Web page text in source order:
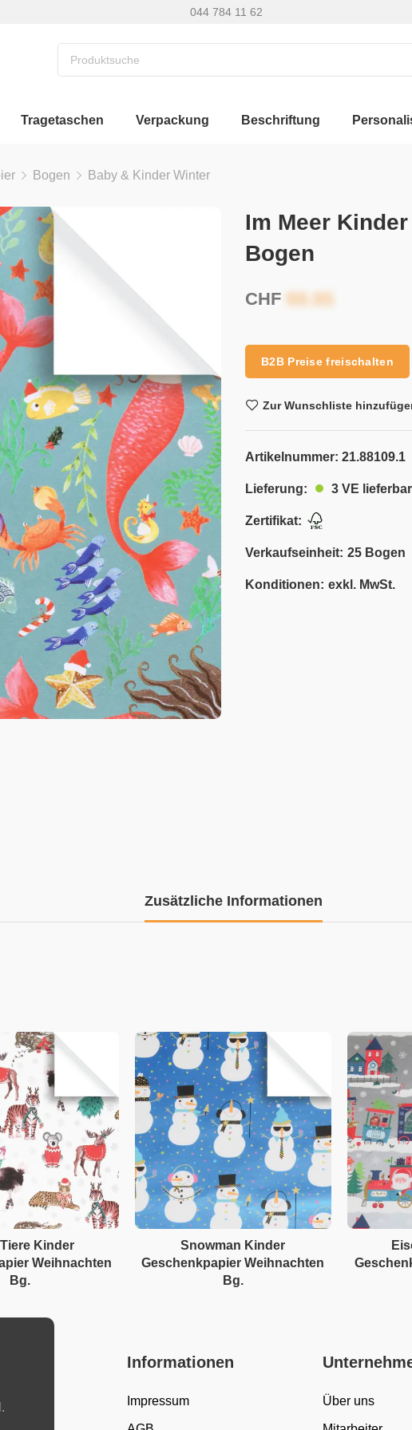
044 784 11 62
Tragetaschen Verpackung Beschriftung
Bogen Baby & Kinder Winter
Im Meer
Bogen
CHF
B2B Preise freischalten
Zur Wunschliste
Artikelnummer: 21.88109.1
Lieferung: 3 VE lieferbar
Zertifikat:
Verkaufseinheit: 25 Bogen
Konditionen: exkl. MwSt.
Zusätzliche Informationen
Kinder
Weihnachten
Bg.
Snowman Kinder
Geschenkpapier Weihnachten
Bg.
Informationen
Impressum Über uns